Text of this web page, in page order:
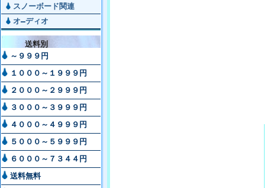
スノーボード関連
オ―ディオ
送料別
～９９９円
１０００～１９９９円
２０００～２９９９円
３０００～３９９９円
４０００～４９９９円
５０００～５９９９円
６０００～７３４４円
送料無料